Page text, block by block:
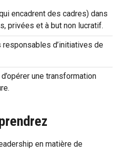
encadrent des cadres) dans
privées et à but non lucratif.
d’initiatives de
une transformation
en matière de